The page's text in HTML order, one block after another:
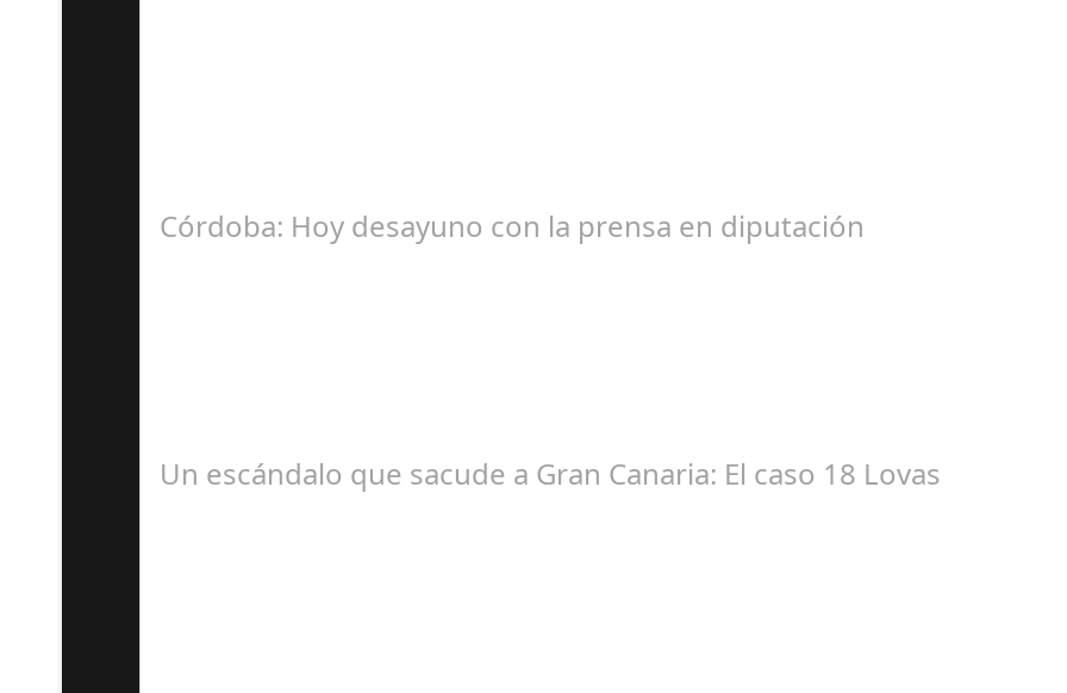
Córdoba: Hoy desayuno con la prensa en diputación
Un escándalo que sacude a Gran Canaria: El caso 18 Lovas